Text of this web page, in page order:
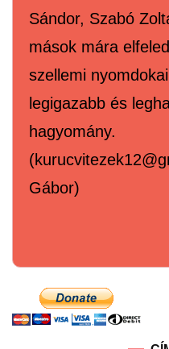
Sándor, Szabó
mások mára
szellemi
legigazabb és
hagyomány.
Gábor)